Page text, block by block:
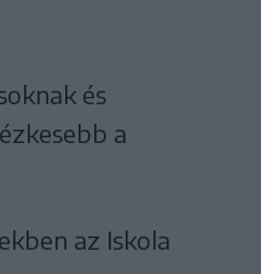
és
a
az Iskola